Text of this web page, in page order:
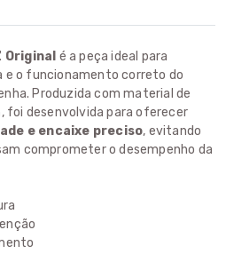
é a peça ideal para
o funcionamento correto do
Produzida com material de
foi desenvolvida para oferecer
e encaixe preciso, evitando
comprometer o desempenho da